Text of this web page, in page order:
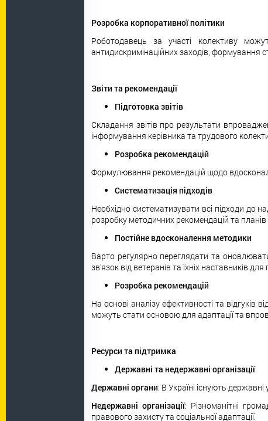
Розробка корпоративної політики
Роботодавець за участі колективу
антидискримінаційних заходів, формування
Звіти та рекомендації
Підготовка звітів
Складання звітів про результати
інформування керівника та трудового
Розробка рекомендацій
Формулювання рекомендацій щодо
Систематизація підходів
Необхідно систематизувати всі підходи до
розробку методичних рекомендацій та планів
Постійне вдосконалення методики
Варто регулярно переглядати та
зв'язок від ветеранів та їхніх наставників
Розробка рекомендацій
На основі аналізу ефективності та відгуків
можуть стати основою для адаптації та
Ресурси та підтримка
Державні та недержавні організації
Державні органи: В Україні існують
Недержавні організації: Різноманітні
правового захисту та соціальної адаптації.